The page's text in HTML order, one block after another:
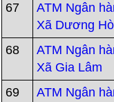
67
ATM Ngân
Xã Dương
68
ATM Ngân
Xã Gia Lâm
69
ATM Ngân